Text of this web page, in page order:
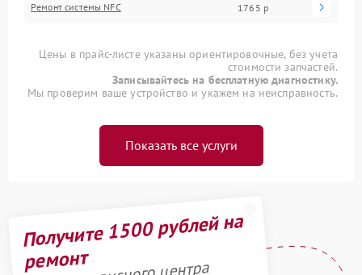
Ремонт системы NFC 1765 р
Цены в прайс-листе указаны ориентировочные, без учета
стоимости запчастей.
Записывайтесь на бесплатную диагностику.
Мы проверим ваше устройство и укажем на неисправность.
Показать все услуги
Получите 1500 рублей на
ремонт